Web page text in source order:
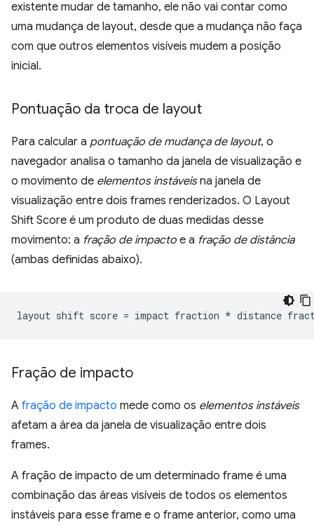
existente mudar de tamanho, ele não vai contar como
uma mudança de layout, desde que a mudança não faça
com que outros elementos visíveis mudem a posição
inicial.
Pontuação da troca de layout
Para calcular a pontuação de mudança de layout, o
navegador analisa o tamanho da janela de visualização e
o movimento de elementos instáveisna janela de
visualização entre dois frames renderizados. O Layout
Shift Score é um produto de duas medidas desse
movimento: a fração de impacto e a fração de distância
(ambas definidas abaixo).
Fração de impacto
A fração de impacto mede como os elementos instáveis
afetam a área da janela de visualização entre dois
frames.
A fração de impacto de um determinado frame é uma
combinação das áreas visíveis de todos os elementos
instáveis para esse frame e o frame anterior, como uma